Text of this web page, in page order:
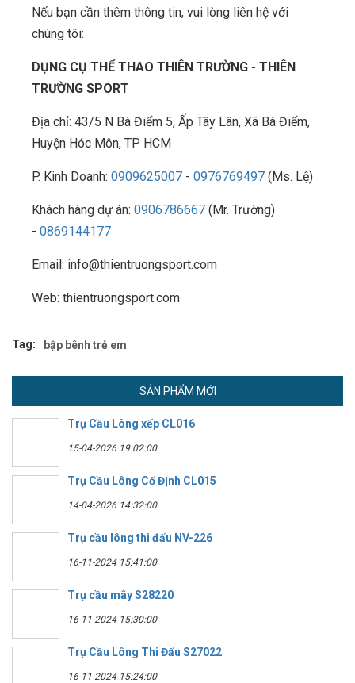
Nếu bạn cần thêm thông tin, vui lòng liên hệ với
chúng tôi:
DỤNG CỤ THỂ THAO THIÊN TRƯỜNG - THIÊN
TRƯỜNG SPORT
Địa chỉ: 43/5 N Bà Điểm 5, Ấp Tây Lân, Xã Bà Điểm,
Huyện Hóc Môn, TP HCM
P. Kinh Doanh: 0909625007 - 0976769497 (Ms. Lệ)
Khách hàng dự án: 0906786667 (Mr. Trường)
- 0869144177
Email: info@thientruongsport.com
Web: thientruongsport.com
Tag: bập bênh trẻ em
SẢN PHẨM MỚI
Trụ Cầu Lông xếp CL016
15-04-2026 19:02:00
Trụ Cầu Lông Cố ĐỊnh CL015
14-04-2026 14:32:00
Trụ cầu lông thi đấu NV-226
16-11-2024 15:41:00
Trụ cầu mây S28220
16-11-2024 15:30:00
Trụ Cầu Lông Thi Đấu S27022
16-11-2024 15:24:00